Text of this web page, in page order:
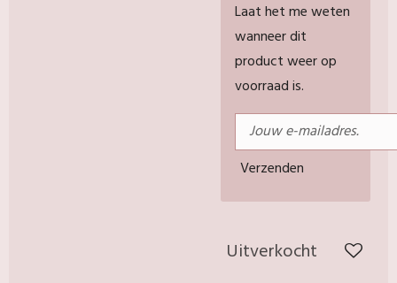
Laat het me weten
wanneer dit
product weer op
voorraad is.
Verzenden
Uitverkocht